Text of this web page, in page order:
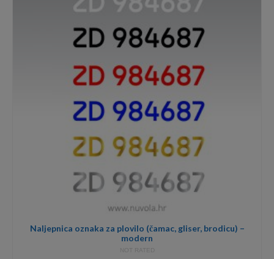
Naljepnica oznaka za plovilo (čamac, gliser, brodicu) –
modern
NOT RATED